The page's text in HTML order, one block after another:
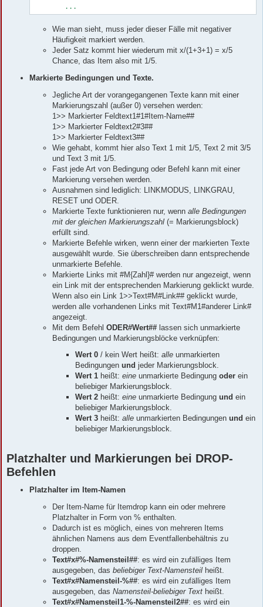
	...
Wie man sieht, muss jeder dieser Fälle mit negativer
Häufigkeit markiert werden.
Jeder Satz kommt hier wiederum mit x/(1+3+1) = x/5
Chance, das Item also mit 1/5.
Markierte Bedingungen und Texte.
Jegliche Art der vorangegangenen Texte kann mit einer
Markierungszahl (außer 0) versehen werden:
1>> Markierter Feldtext1#1#Item-Name##
1>> Markierter Feldtext2#3##
1>> Markierter Feldtext3##
Wie gehabt, kommt hier also Text 1 mit 1/5, Text 2 mit 3/5
und Text 3 mit 1/5.
Fast jede Art von Bedingung oder Befehl kann mit einer
Markierung versehen werden.
Ausnahmen sind lediglich: LINKMODUS, LINKGRAU,
RESET und ODER.
Markierte Texte funktionieren nur, wenn alle Bedingungen
mit der gleichen Markierungszahl (= Markierungsblock)
erfüllt sind.
Markierte Befehle wirken, wenn einer der markierten Texte
ausgewählt wurde. Sie überschreiben dann entsprechende
unmarkierte Befehle.
Markierte Links mit #M{Zahl}# werden nur angezeigt, wenn
ein Link mit der entsprechenden Markierung geklickt wurde.
Wenn also ein Link 1>>Text#M#Link## geklickt wurde,
werden alle vorhandenen Links mit Text#M1#anderer Link#
angezeigt.
Mit dem Befehl ODER#Wert## lassen sich unmarkierte
Bedingungen und Markierungsblöcke verknüpfen:
Wert 0 / kein Wert heißt: alle unmarkierten
Bedingungen und jeder Markierungsblock.
Wert 1 heißt: eine unmarkierte Bedingung oder ein
beliebiger Markierungsblock.
Wert 2 heißt: eine unmarkierte Bedingung und ein
beliebiger Markierungsblock.
Wert 3 heißt: alle unmarkierten Bedingungen und ein
beliebiger Markierungsblock.
Platzhalter und Markierungen bei DROP-
Befehlen
Platzhalter im Item-Namen
Der Item-Name für Itemdrop kann ein oder mehrere
Platzhalter in Form von % enthalten.
Dadurch ist es möglich, eines von mehreren Items
ähnlichen Namens aus dem Eventfallenbehältnis zu
droppen.
Text#x#%-Namensteil##: es wird ein zufälliges Item
ausgegeben, das beliebiger Text-Namensteil heißt.
Text#x#Namensteil-%##: es wird ein zufälliges Item
ausgegeben, das Namensteil-beliebiger Text heißt.
Text#x#Namensteil1-%-Namensteil2##: es wird ein